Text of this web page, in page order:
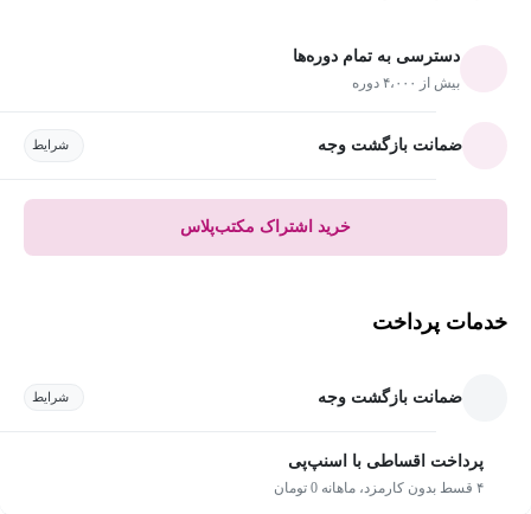
دسترسی به تمام دوره‌ها
بیش از ۴،۰۰۰ دوره
ضمانت بازگشت وجه شرایط
خرید اشتراک مکتب‌پلاس
خدمات پرداخت
ضمانت بازگشت وجه شرایط
پرداخت اقساطی با اسنپ‌پی
۴ قسط بدون کارمزد، ماهانه 0 تومان